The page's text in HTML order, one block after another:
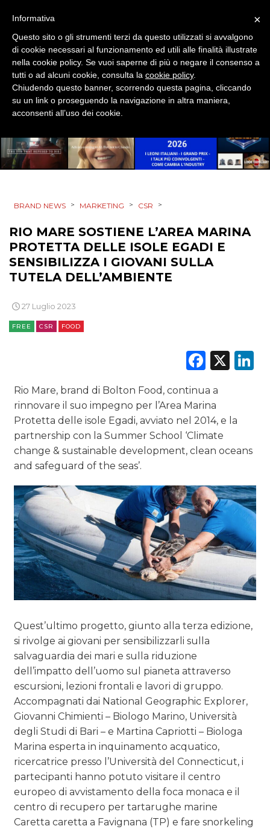
CSR
STRATEGIE
DIGITALE
ESTERNA
RADIO / AUDIO
TV
RICERCHE
PREVISIONI/SCENARI
NORMATIVE
TREND
CASE HISTORY
OPINIONI
BRAND NEWS > MARKETING > CSR >
RIO MARE SOSTIENE L’AREA MARINA
PROTETTA DELLE ISOLE EGADI E
SENSIBILIZZA I GIOVANI SULLA
TUTELA DELL’AMBIENTE
27 Luglio 2023
FREE CSR FOOD
X
Rio Mare, brand di Bolton Food, continua a
rinnovare il suo impegno per l’Area Marina
Protetta delle isole Egadi, avviato nel 2014, e la
partnership con la Summer School ‘Climate
change & sustainable development, clean oceans
and safeguard of the seas’.
Quest’ultimo progetto, giunto alla terza edizione,
si rivolge ai giovani per sensibilizzarli sulla
salvaguardia dei mari e sulla riduzione
dell’impatto dell’uomo sul pianeta attraverso
escursioni, lezioni frontali e lavori di gruppo.
Accompagnati dai National Geographic Explorer,
Giovanni Chimienti – Biologo Marino, Università
degli Studi di Bari – e Martina Capriotti – Biologa
Marina esperta in inquinamento acquatico,
ricercatrice presso l’Università del Connecticut, i
partecipanti hanno potuto visitare il centro
europeo di avvistamento della foca monaca e il
centro di recupero per tartarughe marine
Caretta caretta a Favignana (TP) e fare snorkeling
×
Informativa
Questo sito o gli strumenti terzi da questo utilizzati si avvalgono
di cookie necessari al funzionamento ed utili alle finalità illustrate
nella cookie policy. Se vuoi saperne di più o negare il consenso a
tutti o ad alcuni cookie, consulta la cookie policy.
Chiudendo questo banner, scorrendo questa pagina, cliccando
su un link o proseguendo la navigazione in altra maniera,
acconsenti all’uso dei cookie.